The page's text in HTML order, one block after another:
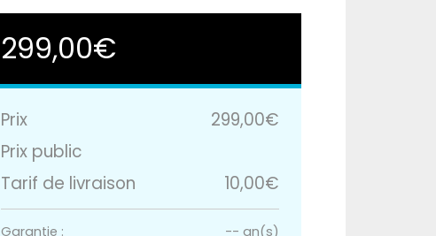
299,00€
Prix
299,00€
Prix public
Tarif de livraison
10,00€
Garantie :
-- an(s)